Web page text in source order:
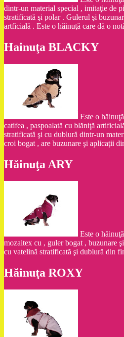
dintr-un material special , imitaţie de
stratificată şi polar . Gulerul şi
artficială . Este o hăinuţă care dă o
Hainuţa BLACKY
Este o
catifea , paspoalată cu blăniţă
stratificată şi cu dublură dintr-un
croi bogat , are buzunare şi aplicaţii
Hăinuţa ARY
Este o
mozaitex cu , guler bogat , buzunare
cu vatelină stratificată şi dublură din
Hăinuţa ROXY